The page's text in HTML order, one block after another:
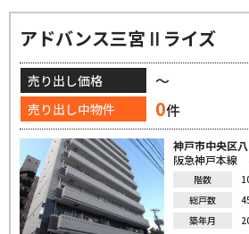
アドバンス三宮Ⅱライズ
売り出し価格 ～
売り出し中物件 0件
神戸市中央区
阪急神戸本線
階数
総戸数
築年月